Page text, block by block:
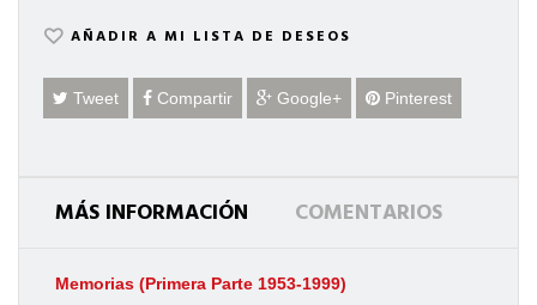
AÑADIR A MI LISTA DE DESEOS
Tweet Compartir Google+ Pinterest
MÁS INFORMACIÓN COMENTARIOS
Memorias (Primera Parte 1953-1999)